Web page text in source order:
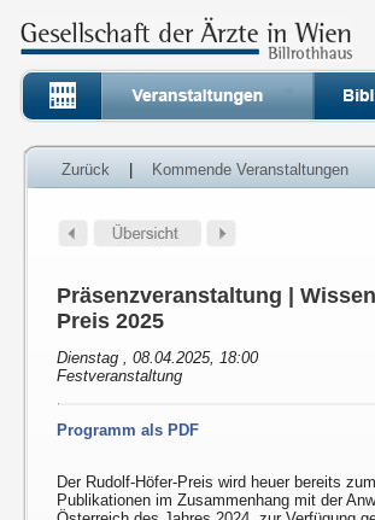
Zurück Kommende Veranstaltungen
Präsenzveranstaltung |
Preis 2025
Dienstag , 08.04.2025, 18:00
Festveranstaltung
Programm als PDF
Der Rudolf-Höfer-Preis wird heuer bereits
Publikationen im Zusammenhang mit der